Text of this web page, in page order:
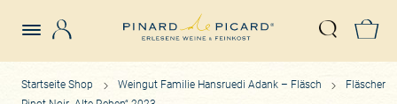
Suche
Startseite Shop Weingut Familie Hansruedi Adank – Fläsch
Fläscher